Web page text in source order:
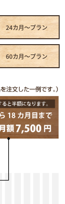
24カ月～プラン
60カ月～プラン